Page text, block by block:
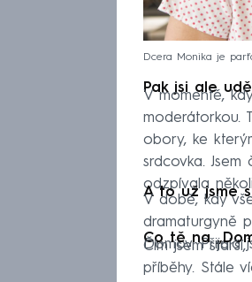
Dcera Monika je
Pak jsi ale
V momentě,
moderátorkou.
obory, ke
srdcovka.
odzpívala
A to už jsme
V době, kdy
dramaturgyně
Domov. Přijala
Co tě na
Čím jsem
příběhy. Stále